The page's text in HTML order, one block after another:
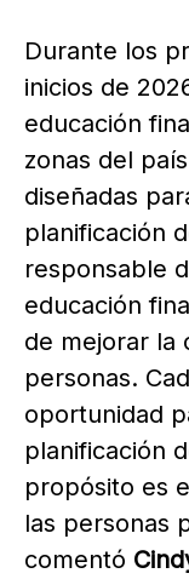
Durante los
inicios de
educación
zonas del
diseñadas
planificación
responsable
educación
de mejorar la
personas.
oportunidad
planificación
propósito es
las personas
comentó